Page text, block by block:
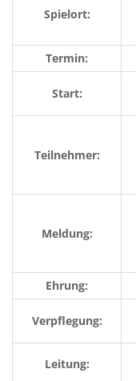
Spielort:
Termin:
Start:
Teilnehmer:
Meldung:
Ehrung:
Verpflegung:
Leitung: